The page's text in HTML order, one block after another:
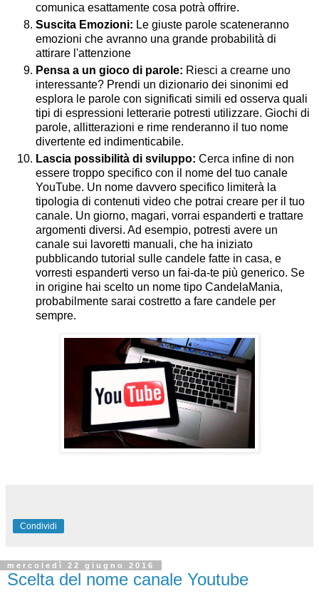
comunica esattamente cosa potrà offrire.
Suscita Emozioni: Le giuste parole scateneranno
emozioni che avranno una grande probabilità di
attirare l'attenzione
Pensa a un gioco di parole: Riesci a crearne uno
interessante? Prendi un dizionario dei sinonimi ed
esplora le parole con significati simili ed osserva quali
tipi di espressioni letterarie potresti utilizzare. Giochi di
parole, allitterazioni e rime renderanno il tuo nome
divertente ed indimenticabile.
Lascia possibilità di sviluppo: Cerca infine di non
essere troppo specifico con il nome del tuo canale
YouTube. Un nome davvero specifico limiterà la
tipologia di contenuti video che potrai creare per il tuo
canale. Un giorno, magari, vorrai espanderti e trattare
argomenti diversi. Ad esempio, potresti avere un
canale sui lavoretti manuali, che ha iniziato
pubblicando tutorial sulle candele fatte in casa, e
vorresti espanderti verso un fai-da-te più generico. Se
in origine hai scelto un nome tipo CandelaMania,
probabilmente sarai costretto a fare candele per
sempre.
Condividi
mercoledì 22 giugno 2016
Scelta del nome canale Youtube